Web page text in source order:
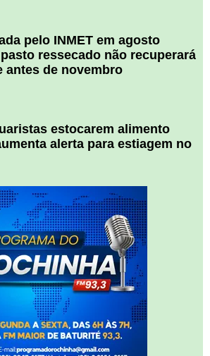
pelo INMET em agosto
ressecado não recuperará
antes de novembro
estocarem alimento
alerta para estiagem no